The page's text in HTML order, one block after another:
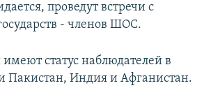
проведут встречи с
- членов ШОС.
статус наблюдателей в
Пакистан, Индия и Афганистан.